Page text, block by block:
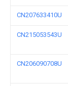
CN207633410U
CN215053543U
CN206090708U